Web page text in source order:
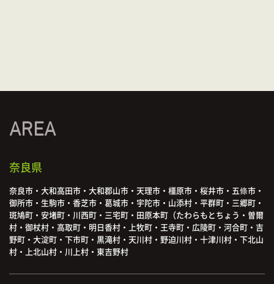
AREA
奈良県
奈良市・大和高田市・大和郡山市・天理市・橿原市・桜井市・五條市・
御所市・生駒市・香芝市・葛城市・宇陀市・山添村・平群町・三郷町・
斑鳩町・安堵町・川西町・三宅町・田原本町（たわらもとちょう・曽爾
村・御杖村・高取町・明日香村・上牧町・王寺町・広陵町・河合町・吉
野町・大淀町・下市町・黒滝村・天川村・野迫川村・十津川村・下北山
村・上北山村・川上村・東吉野村